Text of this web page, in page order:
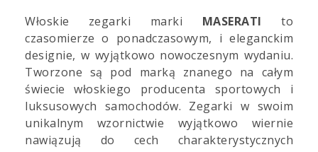
Włoskie zegarki marki MASERATI to
czasomierze o ponadczasowym, i eleganckim
designie, w wyjątkowo nowoczesnym wydaniu.
Tworzone są pod marką znanego na całym
świecie włoskiego producenta sportowych i
luksusowych samochodów. Zegarki w swoim
unikalnym wzornictwie wyjątkowo wiernie
nawiązują do cech charakterystycznych